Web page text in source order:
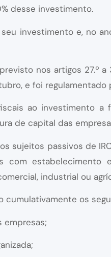
desse investimento.
investimento e, no
nos artigos 27.º
e foi
ao investimento a
de capital das
sujeitos passivos de
com
industrial ou
cumulativamente os
empresas;